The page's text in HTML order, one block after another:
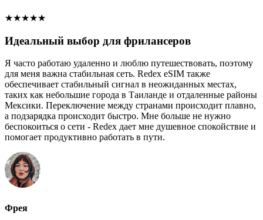
★★★★★
Идеальный выбор для фрилансеров
Я часто работаю удаленно и люблю путешествовать, поэтому
для меня важна стабильная сеть. Redex eSIM также
обеспечивает стабильный сигнал в неожиданных местах,
таких как небольшие города в Таиланде и отдаленные районы
Мексики. Переключение между странами происходит плавно,
а подзарядка происходит быстро. Мне больше не нужно
беспокоиться о сети - Redex дает мне душевное спокойствие и
помогает продуктивно работать в пути.
Фрея